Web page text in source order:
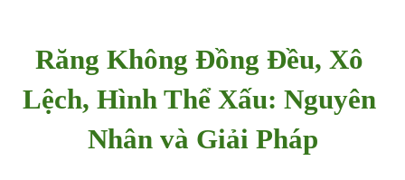
Răng Không Đồng Đều, Xô
Lệch, Hình Thể Xấu: Nguyên
Nhân và Giải Pháp